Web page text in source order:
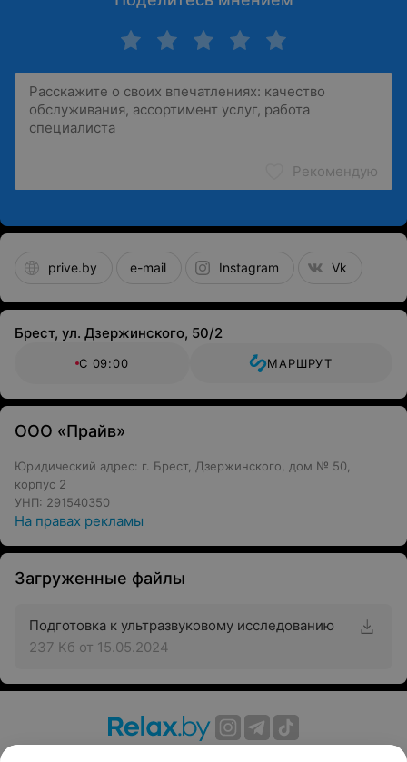
Рекомендую
prive.by e-mail Instagram Vk
Брест, ул. Дзержинского, 50/2
С 09:00 МАРШРУТ
ООО «Прайв»
Юридический адрес: г. Брест, Дзержинского, дом № 50,
корпус 2
УНП: 291540350
На правах рекламы
Загруженные файлы
Подготовка к ультразвуковому исследованию
237 Кб от 15.05.2024